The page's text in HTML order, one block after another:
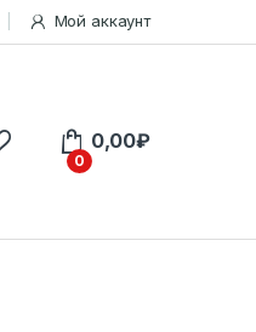
Мой аккаунт
0
0,00₽